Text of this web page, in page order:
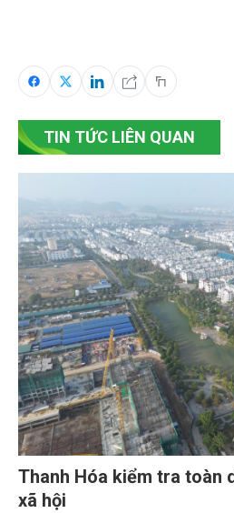
TIN TỨC LIÊN QUAN
Thanh Hóa kiểm tra toàn
xã hội